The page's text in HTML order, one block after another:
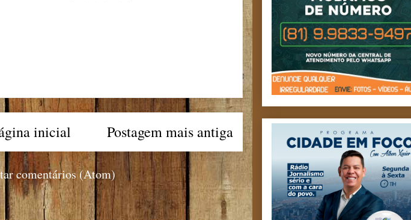
Postagem mais antiga
inicial
comentários (Atom)